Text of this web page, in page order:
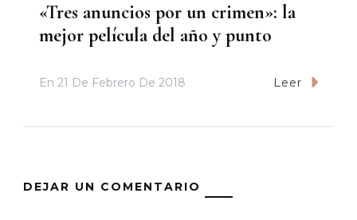
«Tres anuncios por un crimen»: la
mejor película del año y punto
En 21 De Febrero De 2018 Leer
DEJAR UN COMENTARIO